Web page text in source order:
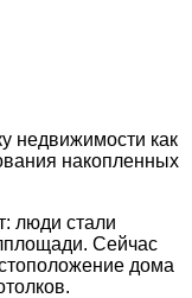
недвижимости как
накопленных
люди стали
Сейчас
дома